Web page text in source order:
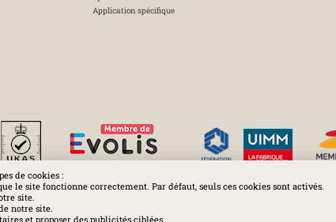
de cookies :
le site fonctionne correctement. Par défaut, seuls ces cookies sont activés.
site.
notre site.
et proposer des publicités ciblées.
Application spécifique